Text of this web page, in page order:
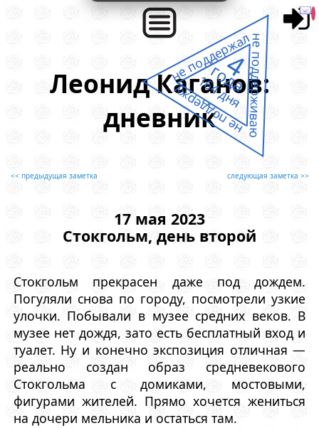
Леонид Каганов:
дневник
<< предыдущая заметка следующая заметка >>
17 мая 2023
Стокгольм, день второй
Стокгольм прекрасен даже под дождем.
Погуляли снова по городу, посмотрели узкие
улочки. Побывали в музее средних веков. В
музее нет дождя, зато есть бесплатный вход и
туалет. Ну и конечно экспозиция отличная —
реально создан образ средневекового
Стокгольма с домиками, мостовыми,
фигурами жителей. Прямо хочется жениться
на дочери мельника и остаться там.
не поддержалне поддерживаю
не поддержу
4
года
164 дня